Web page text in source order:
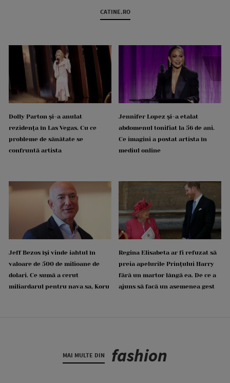
CATINE.RO
Dolly Parton și-a anulat
rezidența în Las Vegas. Cu ce
probleme de sănătate se
confruntă artista
Jennifer Lopez și-a etalat
abdomenul tonifiat la 56 de ani.
Ce imagini a postat artista în
mediul online
Jeff Bezos își vinde iahtul în
valoare de 500 de milioane de
dolari. Ce sumă a cerut
miliardarul pentru nava sa, Koru
Regina Elisabeta ar fi refuzat să
preia apelurile Prințului Harry
fără un martor lângă ea. De ce a
ajuns să facă un asemenea gest
MAI MULTE DIN fashion